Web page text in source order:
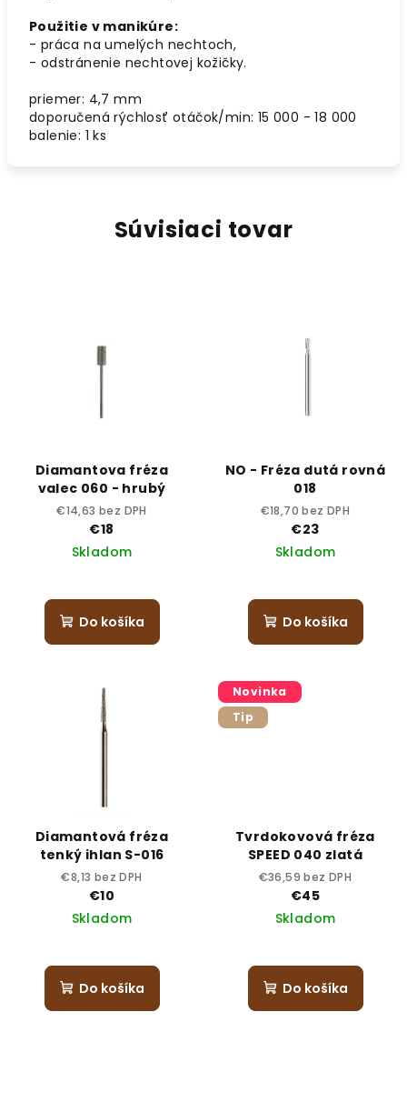
Použitie v manikúre:
- práca na umelých nechtoch,
- odstránenie nechtovej kožičky.
priemer: 4,7 mm
doporučená rýchlosť otáčok/min: 15 000 - 18 000
balenie: 1 ks
Súvisiaci tovar
Diamantova fréza
valec 060 - hrubý
€14,63 bez DPH
€18
Skladom
Do košíka
NO - Fréza dutá rovná
018
€18,70 bez DPH
€23
Skladom
Do košíka
Diamantová fréza
tenký ihlan S-016
€8,13 bez DPH
€10
Skladom
Do košíka
Novinka
Tip
Tvrdokovová fréza
SPEED 040 zlatá
€36,59 bez DPH
€45
Skladom
Do košíka